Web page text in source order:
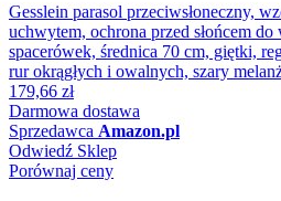
Gesslein parasol przeciwsłoneczny,
uchwytem, ochrona przed słońcem
spacerówek, średnica 70 cm, giętki,
rur okrągłych i owalnych, szary
179,66 zł
Darmowa dostawa
Sprzedawca Amazon.pl
Odwiedź Sklep
Porównaj ceny